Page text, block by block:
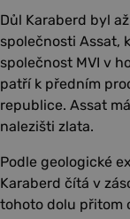
Důl Karaberd byl
společnosti Assat,
společnost MVI v
patří k předním
republice. Assat
nalezišti zlata.
Podle geologické
Karaberd čítá v
tohoto dolu přitom